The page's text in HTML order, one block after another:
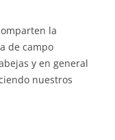
la
de campo
y en general
nuestros